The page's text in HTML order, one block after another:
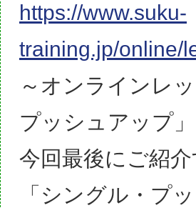
https://www.suku-
training.jp/online/
～オンラインレ
プッシュアップ
今回最後にご紹
「シングル・プ